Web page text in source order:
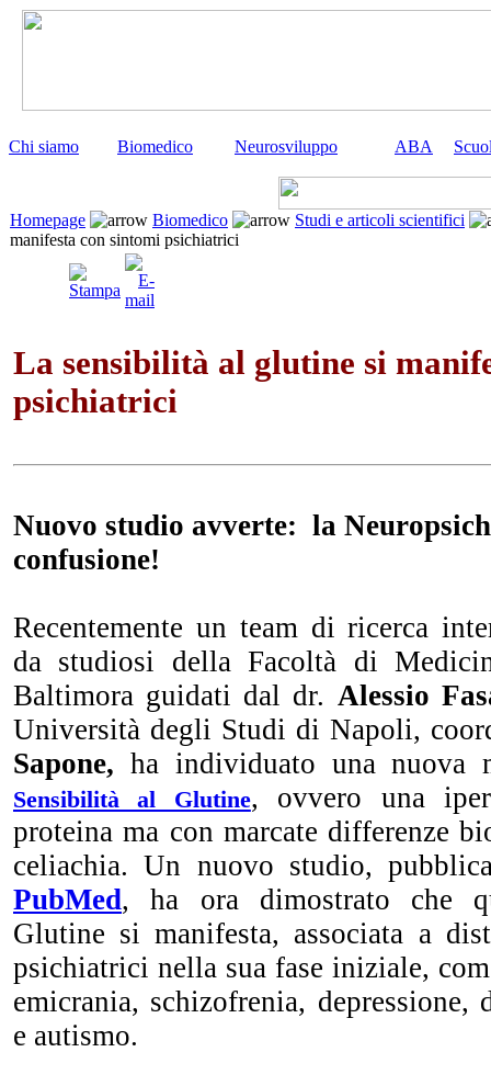
Chi siamo Biomedico Neurosviluppo ABA
Homepage Biomedico
Studi e articoli scientifici
manifesta con sintomi psichiatrici
La sensibilità al glutine si
psichiatrici
Nuovo studio avverte: la
confusione!
Recentemente un team di ricerca
da studiosi della Facoltà di
Baltimora guidati dal dr. Alessio
Università degli Studi di Napoli,
Sapone, ha individuato una nuova
Sensibilità al Glutine, ovvero una
proteina ma con marcate differenze
celiachia. Un nuovo studio,
PubMed, ha ora dimostrato che
Glutine si manifesta, associata a
psichiatrici nella sua fase iniziale,
emicrania, schizofrenia, depressione,
e autismo.